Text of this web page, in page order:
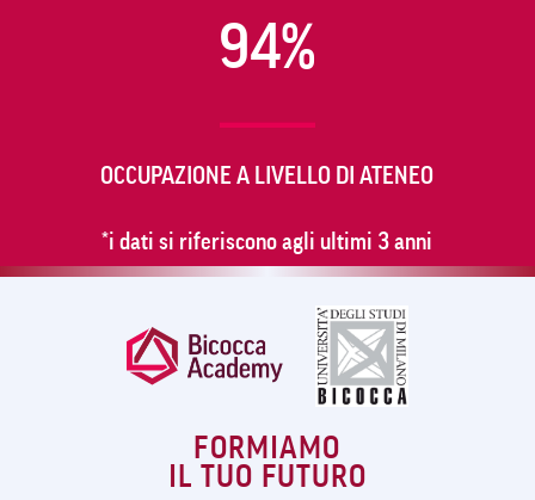
94%
OCCUPAZIONE A LIVELLO DI ATENEO
*i dati si riferiscono agli ultimi 3 anni
FORMIAMO
IL TUO FUTURO